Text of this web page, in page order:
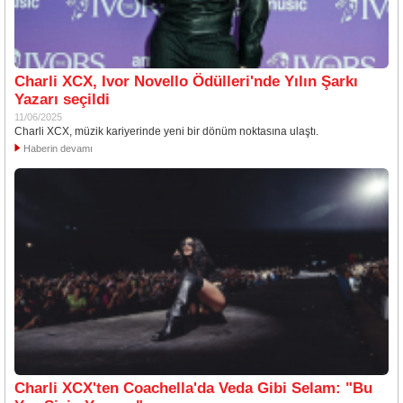
Charli XCX, Ivor Novello Ödülleri'nde Yılın Şarkı
Yazarı seçildi
11/06/2025
Charli XCX, müzik kariyerinde yeni bir dönüm noktasına ulaştı.
Haberin devamı
Charli XCX'ten Coachella'da Veda Gibi Selam: "Bu